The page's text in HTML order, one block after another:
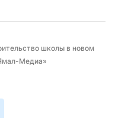
школы в новом
Медиа»